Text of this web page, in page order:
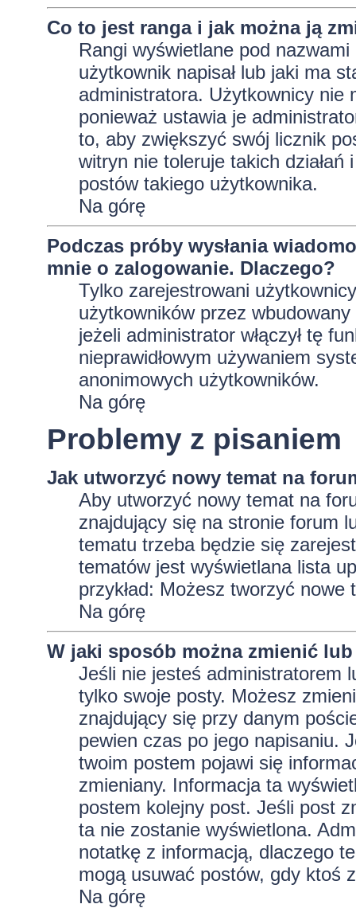
Co to jest ranga i jak można ją
Rangi wyświetlane pod
użytkownik napisał lub jaki ma
administratora. Użytkownicy nie
ponieważ ustawia je
to, aby zwiększyć swój licznik
witryn nie toleruje takich
postów takiego użytkownika.
Na górę
Podczas próby wysłania
mnie o zalogowanie. Dlaczego?
Tylko zarejestrowani
użytkowników przez
jeżeli administrator włączył tę
nieprawidłowym używaniem
anonimowych użytkowników.
Na górę
Problemy z pisaniem
Jak utworzyć nowy temat na
Aby utworzyć nowy temat na
znajdujący się na stronie forum
tematu trzeba będzie się
tematów jest wyświetlana lista
przykład: Możesz tworzyć nowe
Na górę
W jaki sposób można zmienić
Jeśli nie jesteś administratorem
tylko swoje posty. Możesz
znajdujący się przy danym
pewien czas po jego napisaniu.
twoim postem pojawi się
zmieniany. Informacja ta
postem kolejny post. Jeśli post
ta nie zostanie wyświetlona.
notatkę z informacją, dlaczego
mogą usuwać postów, gdy ktoś
Na górę